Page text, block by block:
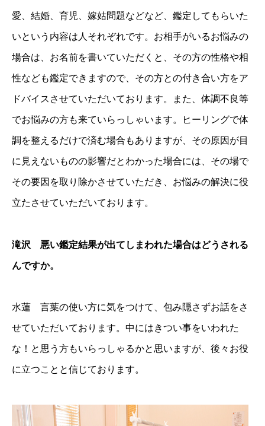
愛、結婚、育児、嫁姑問題などなど、鑑定してもらいた
いという内容は人それぞれです。お相手がいるお悩みの
場合は、お名前を書いていただくと、その方の性格や相
性なども鑑定できますので、その方との付き合い方をア
ドバイスさせていただいております。また、体調不良等
でお悩みの方も来ていらっしゃいます。ヒーリングで体
調を整えるだけで済む場合もありますが、その原因が目
に見えないものの影響だとわかった場合には、その場で
その要因を取り除かさせていただき、お悩みの解決に役
立たさせていただいております。
滝沢 悪い鑑定結果が出てしまわれた場合はどうされる
んですか。
水蓮 言葉の使い方に気をつけて、包み隠さずお話をさ
せていただいております。中にはきつい事をいわれた
な！と思う方もいらっしゃるかと思いますが、後々お役
に立つことと信じております。